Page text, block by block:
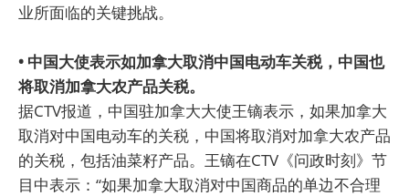
业所面临的关键挑战。
• 中国大使表示如加拿大取消中国电动车关税，中国也
将取消加拿大农产品关税。
据CTV报道，中国驻加拿大大使王镝表示，如果加拿大
取消对中国电动车的关税，中国将取消对加拿大农产品
的关税，包括油菜籽产品。王镝在CTV《问政时刻》节
目中表示：“如果加拿大取消对中国商品的单边不合理